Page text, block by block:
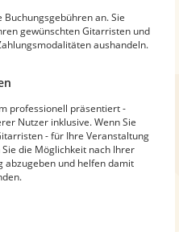
an. Sie
gewünschten Gitarristen und
aushandeln.
professionell präsentiert -
Nutzer inklusive. Wenn Sie
- für Ihre Veranstaltung
die Möglichkeit nach Ihrer
abzugeben und helfen damit